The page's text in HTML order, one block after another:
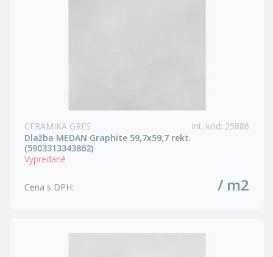
CERAMIKA GRES Int. kód: 25886
Dlažba MEDAN Graphite 59,7x59,7 rekt.
(5903313343862)
Vypredané
Cena s DPH: / m2